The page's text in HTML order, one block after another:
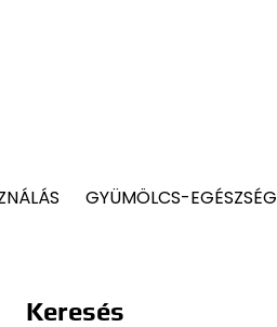
GYÜMÖLCS-EGÉSZSÉG
Keresés